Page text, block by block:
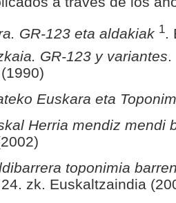
GR-123 eta aldakiak 1.
GR-123 y variantes.
Euskara eta
Herria mendiz mendi
toponimia
zk. Euskaltzaindia